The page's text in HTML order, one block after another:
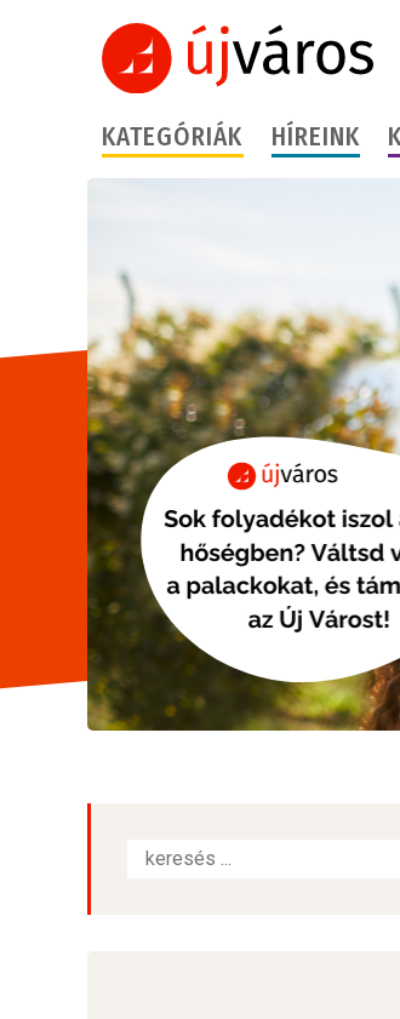
KATEGÓRIÁK HÍREINK